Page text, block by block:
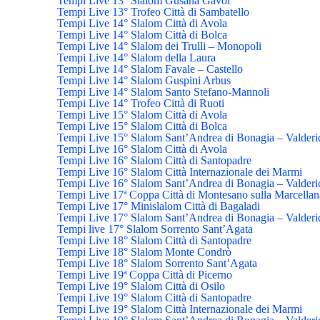
Tempi Live 13° Trofeo Città di Sambatello
Tempi Live 14° Slalom Città di Avola
Tempi Live 14° Slalom Città di Bolca
Tempi Live 14° Slalom dei Trulli – Monopoli
Tempi Live 14° Slalom della Laura
Tempi Live 14° Slalom Favale – Castello
Tempi Live 14° Slalom Guspini Arbus
Tempi Live 14° Slalom Santo Stefano-Mannoli
Tempi Live 14° Trofeo Città di Ruoti
Tempi Live 15° Slalom Città di Avola
Tempi Live 15° Slalom Città di Bolca
Tempi Live 15° Slalom Sant’Andrea di Bonagia –
Tempi Live 16° Slalom Città di Avola
Tempi Live 16° Slalom Città di Santopadre
Tempi Live 16° Slalom Città Internazionale dei Marmi
Tempi Live 16° Slalom Sant’Andrea di Bonagia –
Tempi Live 17ª Coppa Città di Montesano sulla
Tempi Live 17° Minislalom Città di Bagaladi
Tempi Live 17° Slalom Sant’Andrea di Bonagia –
Tempi live 17° Slalom Sorrento Sant’Agata
Tempi Live 18° Slalom Città di Santopadre
Tempi Live 18° Slalom Monte Condrò
Tempi Live 18° Slalom Sorrento Sant’Agata
Tempi Live 19ª Coppa Città di Picerno
Tempi Live 19° Slalom Città di Osilo
Tempi Live 19° Slalom Città di Santopadre
Tempi Live 19° Slalom Città Internazionale dei Marmi